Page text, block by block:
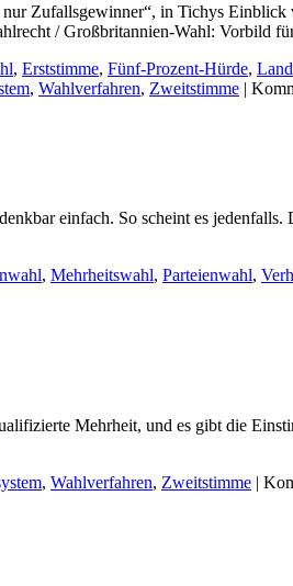
Zufallsgewinner“, in Tichys
/ Großbritannien-Wahl: Vorbild
, Erststimme, Fünf-Prozent-Hürde,
, Wahlverfahren, Zweitstimme |
einfach. So scheint es
, Mehrheitswahl, Parteienwahl,
Mehrheit, und es gibt die
, Wahlverfahren, Zweitstimme |